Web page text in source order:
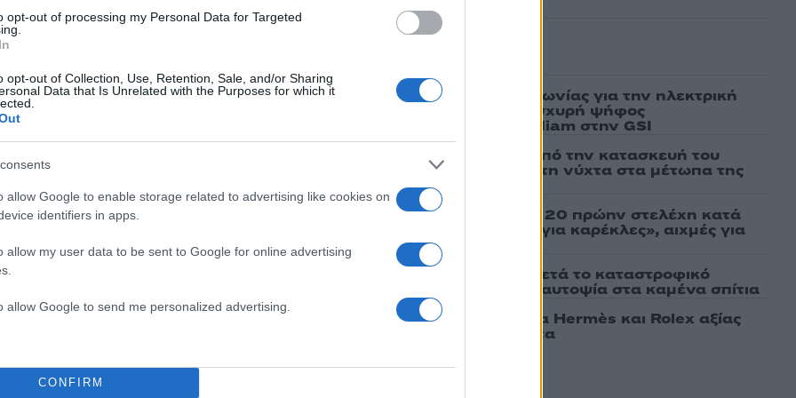
opt-out of processing my Personal Data for Targeted
opt-out of Collection, Use, Retention, Sale, and/or Sharing
Data that Is Unrelated with the Purposes for which it
allow Google to enable storage related to advertising like cookies on
identifiers in apps.
allow my user data to be sent to Google for online advertising
allow Google to send me personalized advertising.
CONFIRM
- Η
Χαλκιά: Με την
την
φωτογραφία για
Από το
της AI της Google
φωτιές σε Αττική
των τελευταίων 50
198 Μητσοτάκης στην υπογραφή συμφωνίας για την ηλεκτρική
διασύνδεση Ελλάδας – Κύπρου: «Ισχυρή ψήφος
εμπιστοσύνης» η είσοδος της Meridiam στην GSI
Canadair 515: Οι πρώτες εικόνες από την κατασκευή του
αεροσκάφους που θα επιχειρεί και τη νύχτα στα μέτωπα της
Αυγερινός, Μουτσάτσου και ακόμη 20 πρώην στελέχη κατά
Καρυστιανού: «Δεν αποχωρήσαμε για καρέκλες», αιχμές για
«συγκεντρωτικό μοντέλο»
Κρανίου τόπος το Πόρτο Γερμενό μετά το καταστροφικό
πέρασμα της φωτιάς – Ξεκίνησε η αυτοψία στα καμένα σπίτια
Οδηγός στη Μύκονο άρπαξε τσάντα Hermès και Rolex αξίας
75.000 ευρώ από Ουκρανό τουρίστα